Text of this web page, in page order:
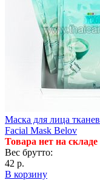
Маска для лица
Facial Mask Belov
Товара нет на складе
Вес брутто:
42 р.
В корзину